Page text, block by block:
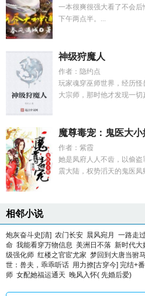
一本很爽很强大看了不会
下午两点半。...
神级狩魔人
作者：隐约点
玩家魂穿巫师世界，经历
大宗师，那时他才发现一切
魔尊毒宠：鬼医大小
作者：紫霞
她是凤府人人不齿，以偷
震大陆，权势滔天的鬼医
相邻小说
炮灰奋斗史[清] 农门长安 晨风宛月 一路走过
命 我能看穿万物信息 美洲日不落 新时代大
级强化师 红楼之官宦尤家 梦回到大唐当驸马
世：兽夫，乖乖听话 用力撩[古穿今] 完结+
师 女配她福运通天 晚风入怀( 先婚后爱)